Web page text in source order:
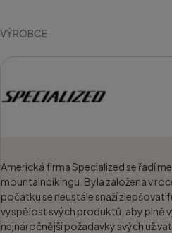
VÝROBCE
Americká firma Specialized se řadí
mountainbikingu. Byla založena v
počátku se neustále snaží zlepšovat
vyspělost svých produktů, aby plně
nejnáročnější požadavky svých